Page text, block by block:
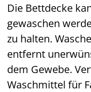
Die Bettdecke
gewaschen
zu halten.
entfernt
dem Gewebe.
Waschmittel für